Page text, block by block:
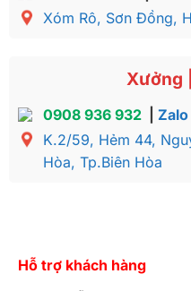
Xóm Rô, Sơn Đồng,
Xưởng
0908 936 932
Zalo
K.2/59, Hẻm 44,
Hòa, Tp.Biên Hòa
Hỗ trợ khách hàng